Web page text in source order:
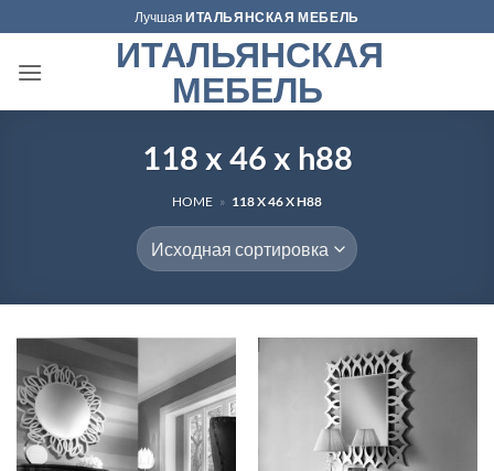
to
content
ЛучшаяИТАЛЬЯНСКАЯ МЕБЕЛЬ
ИТАЛЬЯНСКАЯ
МЕБЕЛЬ
118 x 46 x h88
HOME » 118 X 46 X H88